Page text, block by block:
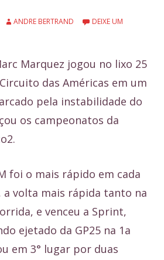
ANDRE BERTRAND
DEIXE UM
Marquez jogou no lixo 25
das Américas em um
pela instabilidade do
os campeonatos da
foi o mais rápido em cada
a volta mais rápida tanto na
e venceu a Sprint,
ejetado da GP25 na 1a
em 3° lugar por duas